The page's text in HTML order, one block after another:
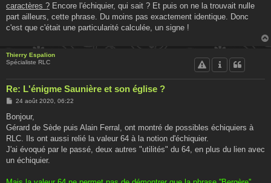
caractères ? Encore l'échiquier, qui sait ? Et puis on ne la trouvait nulle
part ailleurs, cette phrase. Du moins pas exactement identique. Donc
c'est que c'était une particularité calculée, un signe !
Thierry Espalion
Spécialiste RLC
Re: L'énigme Saunière et son église ?
M
s
a
g
24 août 2020, 06:22
Bonjour,
Gérard de Sède puis Alain Ferral, ont montré de possibles échiquiers à
RLC. Ils ont aussi relié la valeur 64 à la notion d'échiquier.
J'ai évoqué par le passé, deux autres "utilités" du 64, en plus du lien avec
un échiquier.